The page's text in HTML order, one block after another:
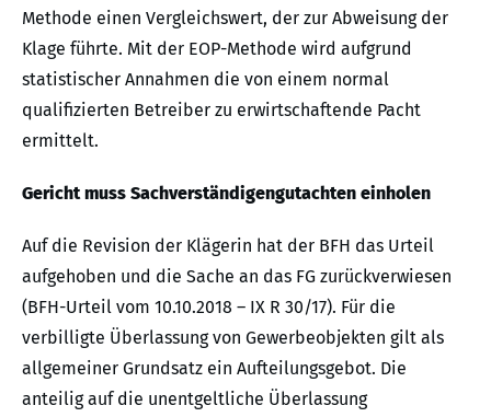
Methode einen Vergleichswert, der zur Abweisung der
Klage führte. Mit der EOP-Methode wird aufgrund
statistischer Annahmen die von einem normal
qualifizierten Betreiber zu erwirtschaftende Pacht
ermittelt.
Gericht muss Sachverständigengutachten einholen
Auf die Revision der Klägerin hat der BFH das Urteil
aufgehoben und die Sache an das FG zurückverwiesen
(BFH-Urteil vom 10.10.2018 – IX R 30/17). Für die
verbilligte Überlassung von Gewerbeobjekten gilt als
allgemeiner Grundsatz ein Aufteilungsgebot. Die
anteilig auf die unentgeltliche Überlassung